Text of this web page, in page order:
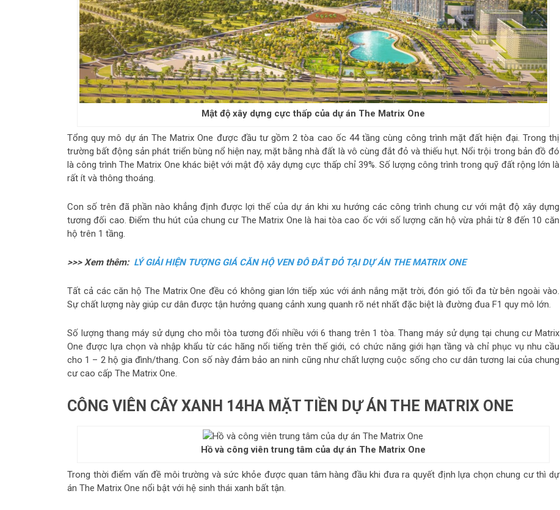
Mật độ xây dựng cực thấp của dự án The Matrix One
Tổng quy mô dự án The Matrix One được đầu tư gồm 2 tòa cao ốc 44 tầng cùng công trình mặt đất hiện đại. Trong thị
trường bất động sản phát triển bùng nổ hiện nay, mặt bằng nhà đất là vô cùng đắt đỏ và thiếu hụt. Nổi trội trong bản đồ đó
là công trình The Matrix One khác biệt với mật độ xây dựng cực thấp chỉ 39%. Số lượng công trình trong quỹ đất rộng lớn là
rất ít và thông thoáng.
Con số trên đã phần nào khẳng định được lợi thế của dự án khi xu hướng các công trình chung cư với mật độ xây dựng
tương đối cao. Điểm thu hút của chung cư The Matrix One là hai tòa cao ốc với số lượng căn hộ vừa phải từ 8 đến 10 căn
hộ trên 1 tầng.
>>> Xem thêm: LÝ GIẢI HIỆN TƯỢNG GIÁ CĂN HỘ VEN ĐÔ ĐẮT ĐỎ TẠI DỰ ÁN THE MATRIX ONE
Tất cả các căn hộ The Matrix One đều có không gian lớn tiếp xúc với ánh nắng mặt trời, đón gió tối đa từ bên ngoài vào.
Sự chất lượng này giúp cư dân được tận hưởng quang cảnh xung quanh rõ nét nhất đặc biệt là đường đua F1 quy mô lớn.
Số lượng thang máy sử dụng cho mỗi tòa tương đối nhiều với 6 thang trên 1 tòa. Thang máy sử dụng tại chung cư Matrix
One được lựa chọn và nhập khẩu từ các hãng nổi tiếng trên thế giới, có chức năng giới hạn tầng và chỉ phục vụ nhu cầu
cho 1 – 2 hộ gia đình/thang. Con số này đảm bảo an ninh cũng như chất lượng cuộc sống cho cư dân tương lai của chung
cư cao cấp The Matrix One.
CÔNG VIÊN CÂY XANH 14HA MẶT TIỀN DỰ ÁN THE MATRIX ONE
Hồ và công viên trung tâm của dự án The Matrix One
Trong thời điểm vấn đề môi trường và sức khỏe được quan tâm hàng đầu khi đưa ra quyết định lựa chọn chung cư thì dự
án The Matrix One nổi bật với hệ sinh thái xanh bất tận.